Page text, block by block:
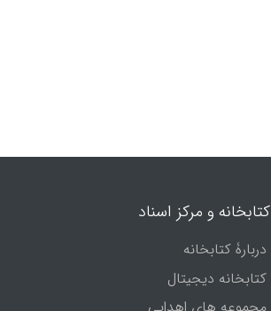
کتابخانه و مرکز اسناد
دربارۀ کتابخانه
کتابخانه دیجیتال